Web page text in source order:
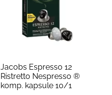
Jacobs Espresso 12
Ristretto Nespresso ®
komp. kapsule 10/1